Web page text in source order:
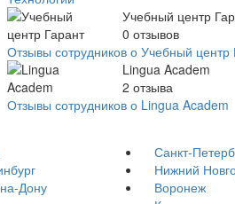
Учебный центр
0 отзывов
Отзывы сотрудников о Учебный центр
Lingua Academ
2 отзыва
Отзывы сотрудников о Lingua Academ
Санкт-
Нижний
Дону
Воронеж